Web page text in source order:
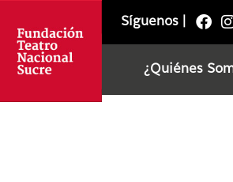
Síguenos
¿Quiénes